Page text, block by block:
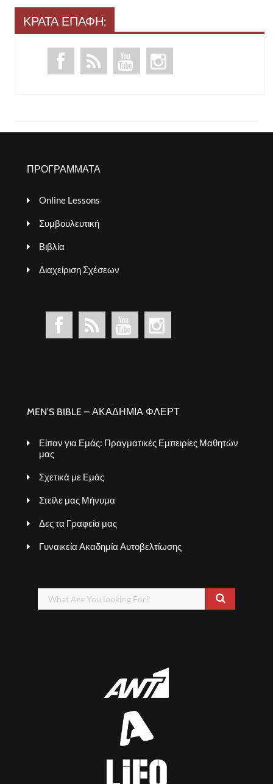
ΚΡΑΤΑ ΕΠΑΦΗ:
ΠΡΟΓΡΑΜΜΑΤΑ
Online Lessons
Συμβουλευτική
Βιβλία
Διαχείριση Σχέσεων
MEN’S BIBLE – ΑΚΑΔΗΜΙΑ ΦΛΕΡΤ
Είπαν για Εμάς: Πραγματικές Εμπειρίες Μαθητών
μας
Σχετικά με Εμάς
Στείλε μας Μήνυμα
Δες τα Γραφεία μας
Γυναικεία Ακαδημία Αυτοβελτίωσης